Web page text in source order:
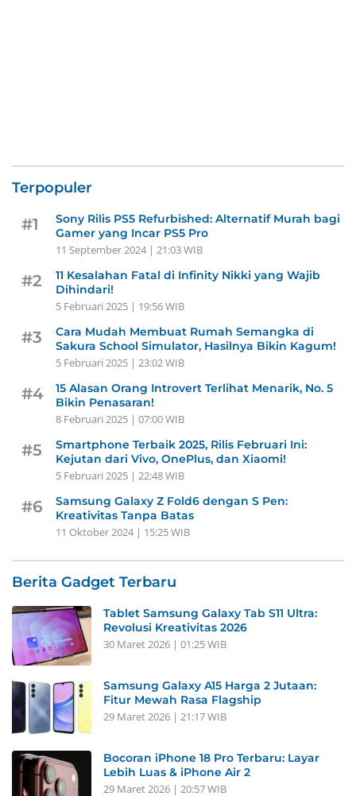
Terpopuler
#1
Sony Rilis PS5 Refurbished: Alternatif Murah bagi
Gamer yang Incar PS5 Pro
11 September 2024 | 21:03 WIB
#2
11 Kesalahan Fatal di Infinity Nikki yang Wajib
Dihindari!
5 Februari 2025 | 19:56 WIB
#3
Cara Mudah Membuat Rumah Semangka di
Sakura School Simulator, Hasilnya Bikin Kagum!
5 Februari 2025 | 23:02 WIB
#4
15 Alasan Orang Introvert Terlihat Menarik, No. 5
Bikin Penasaran!
8 Februari 2025 | 07:00 WIB
#5
Smartphone Terbaik 2025, Rilis Februari Ini:
Kejutan dari Vivo, OnePlus, dan Xiaomi!
5 Februari 2025 | 22:48 WIB
#6
Samsung Galaxy Z Fold6 dengan S Pen:
Kreativitas Tanpa Batas
11 Oktober 2024 | 15:25 WIB
Berita Gadget Terbaru
Tablet Samsung Galaxy Tab S11 Ultra:
Revolusi Kreativitas 2026
30 Maret 2026 | 01:25 WIB
Samsung Galaxy A15 Harga 2 Jutaan:
Fitur Mewah Rasa Flagship
29 Maret 2026 | 21:17 WIB
Bocoran iPhone 18 Pro Terbaru: Layar
Lebih Luas & iPhone Air 2
29 Maret 2026 | 20:57 WIB